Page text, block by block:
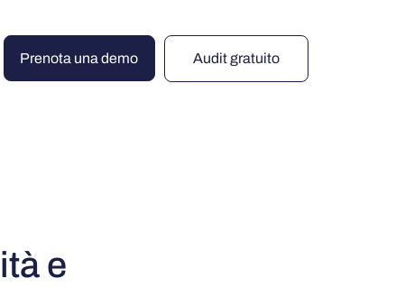
Prenota una demo Audit gratuito
e